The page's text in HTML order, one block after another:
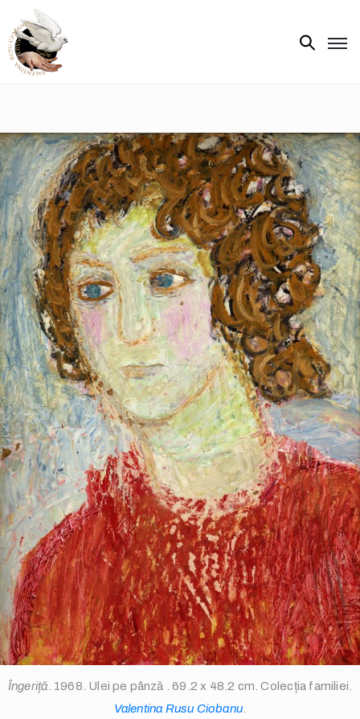
Biografie
Opere
de
artă
V.R.C.
Atelier
‘85
Presa
Publicații
info@valentinarusuciobanu.com
/
Îngeriță . 1968. Ulei pe pânză . 69.2 x 48.2 cm. Colecția familiei.
Valentina Rusu Ciobanu